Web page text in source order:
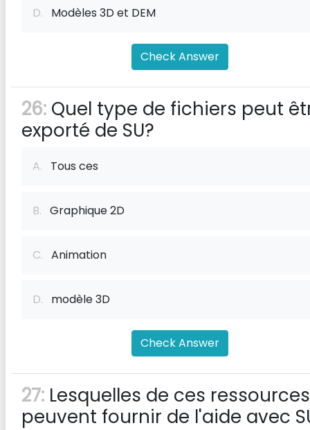
D. Modèles 3D et DEM
Check Answer
26: Quel type de fichiers peut
exporté de SU?
A. Tous ces
B. Graphique 2D
C. Animation
D. modèle 3D
Check Answer
27: Lesquelles de ces ressources
peuvent fournir de l'aide avec